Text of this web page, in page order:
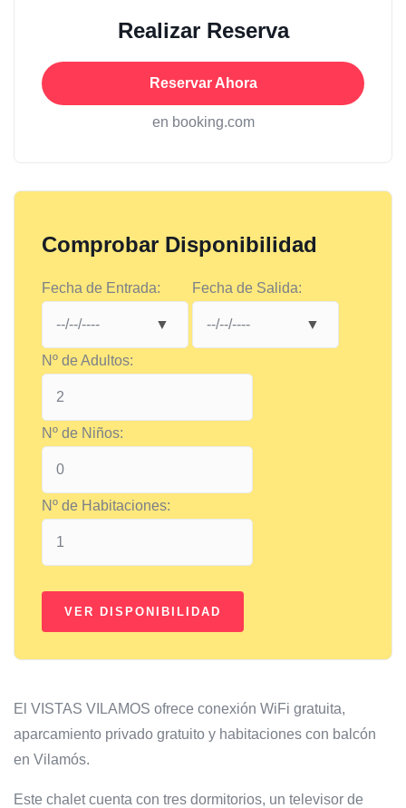
Realizar Reserva
Reservar Ahora
en booking.com
Comprobar Disponibilidad
Fecha de Entrada: Fecha de Salida:
Nº de Adultos:
Nº de Niños:
Nº de Habitaciones:
El VISTAS VILAMOS ofrece conexión WiFi gratuita,
aparcamiento privado gratuito y habitaciones con balcón
en Vilamós.
Este chalet cuenta con tres dormitorios, un televisor de